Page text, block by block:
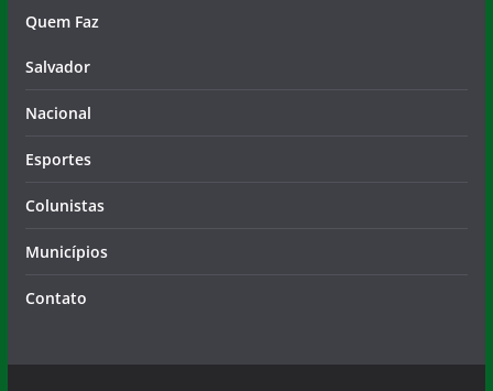
Quem Faz
Salvador
Nacional
Esportes
Colunistas
Municípios
Contato